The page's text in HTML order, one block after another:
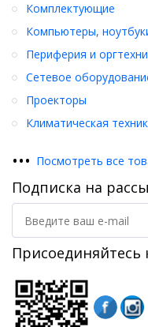
Комплектующие
Компьютеры,
Периферия и
Сетевое
Проекторы
Климатическая
••• Посмотреть все
Подписка на
Присоединяйтесь